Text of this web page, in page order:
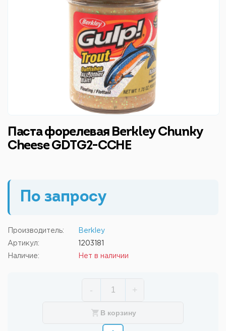
Паста форелевая Berkley Chunky
Cheese GDTG2-CCHE
По запросу
Производитель: Berkley
Артикул: 1203181
Наличие: Нет в наличии
- +
В корзину